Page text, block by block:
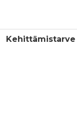
Kehittämistarve